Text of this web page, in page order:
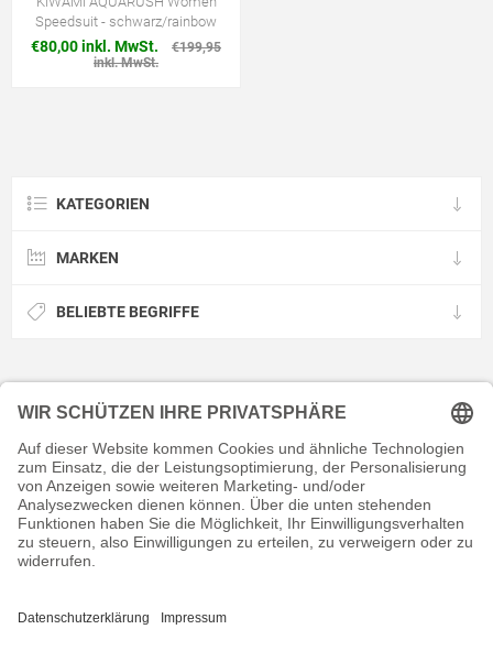
Speedsuit - schwarz/rainbow
€80,00 inkl. MwSt.
€199,95
inkl. MwSt.
KATEGORIEN
MARKEN
BELIEBTE BEGRIFFE
KONTAKT
RECHTLICHES